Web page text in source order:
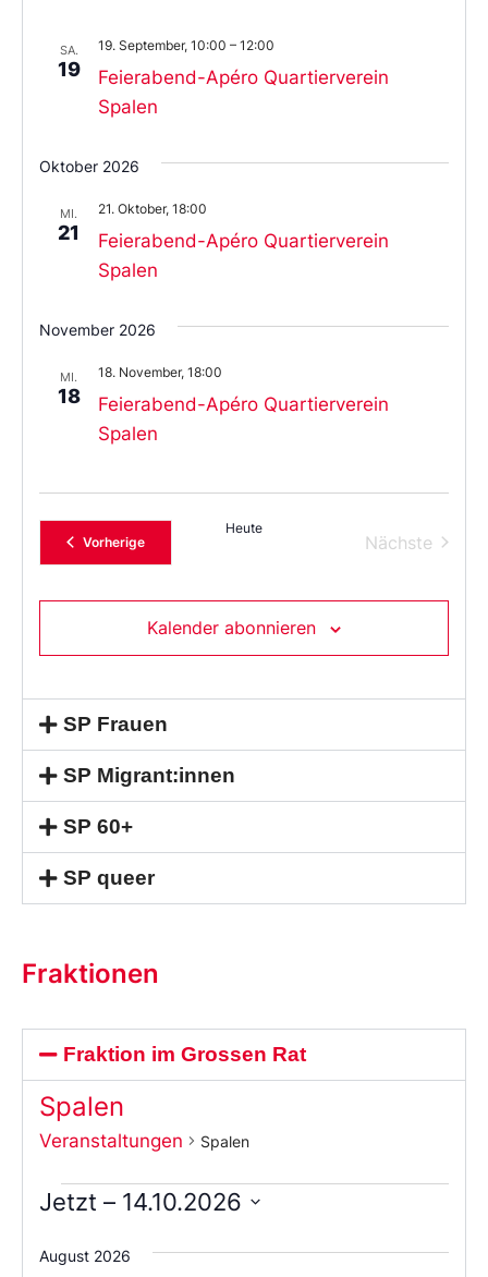
SA.
19
Feierabend-Apéro Quartierverein
Spalen
19. September, 10:00 – 12:00
Oktober 2026
MI.
21
Feierabend-Apéro Quartierverein
Spalen
21. Oktober, 18:00
November 2026
MI.
18
Feierabend-Apéro Quartierverein
Spalen
18. November, 18:00
VorherigeVeranstaltungen
Heute
Nächste
Kalender abonnieren
SP Frauen
SP Migrant:innen
SP 60+
SP queer
Fraktionen
Fraktion im Grossen Rat
Spalen
Veranstaltungen Spalen
Jetzt – 14.10.2026
Sie
das
August 2026